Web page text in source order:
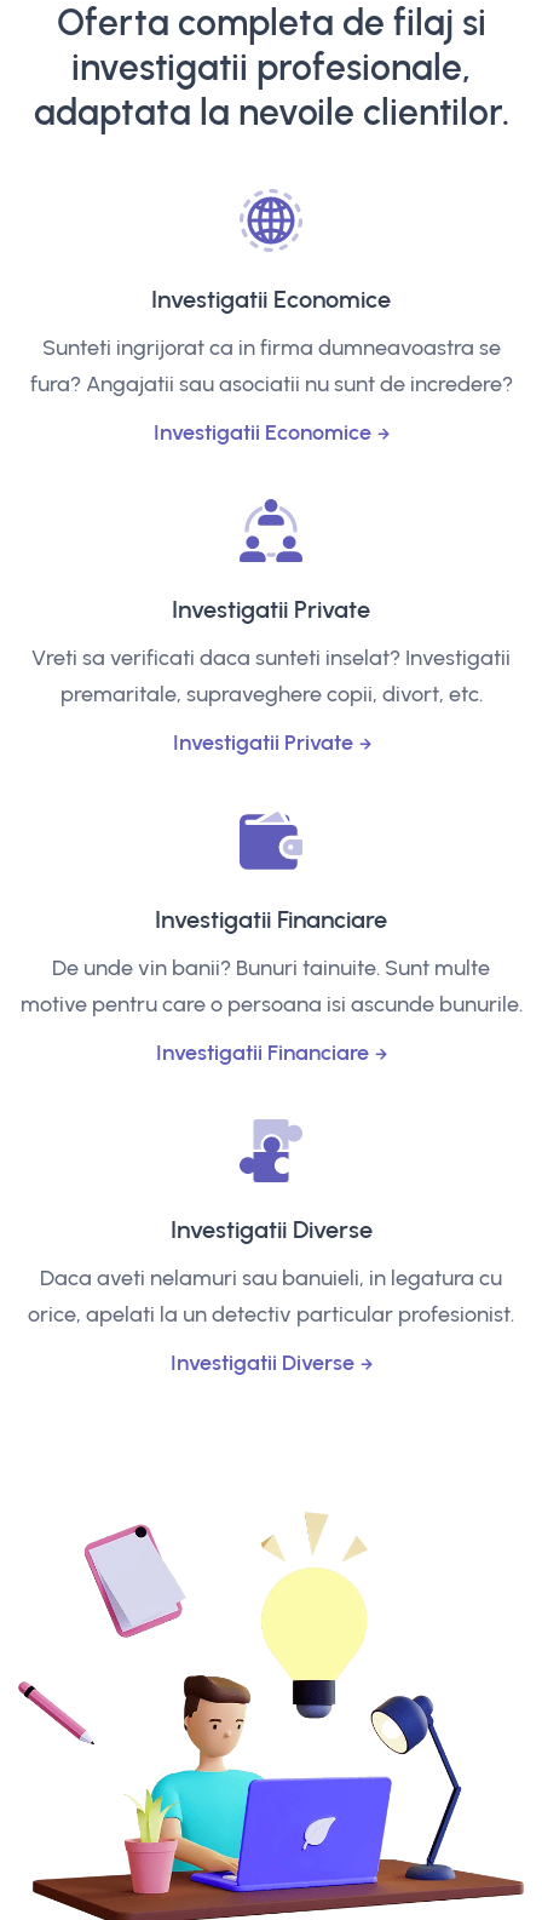
Oferta completa de filaj si
investigatii profesionale,
adaptata la nevoile clientilor.
Investigatii Economice
Sunteti ingrijorat ca in firma dumneavoastra se
fura? Angajatii sau asociatii nu sunt de incredere?
Investigatii Economice
Investigatii Private
Vreti sa verificati daca sunteti inselat? Investigatii
premaritale, supraveghere copii, divort, etc.
Investigatii Private
Investigatii Financiare
De unde vin banii? Bunuri tainuite. Sunt multe
motive pentru care o persoana isi ascunde bunurile.
Investigatii Financiare
Investigatii Diverse
Daca aveti nelamuri sau banuieli, in legatura cu
orice, apelati la un detectiv particular profesionist.
Investigatii Diverse